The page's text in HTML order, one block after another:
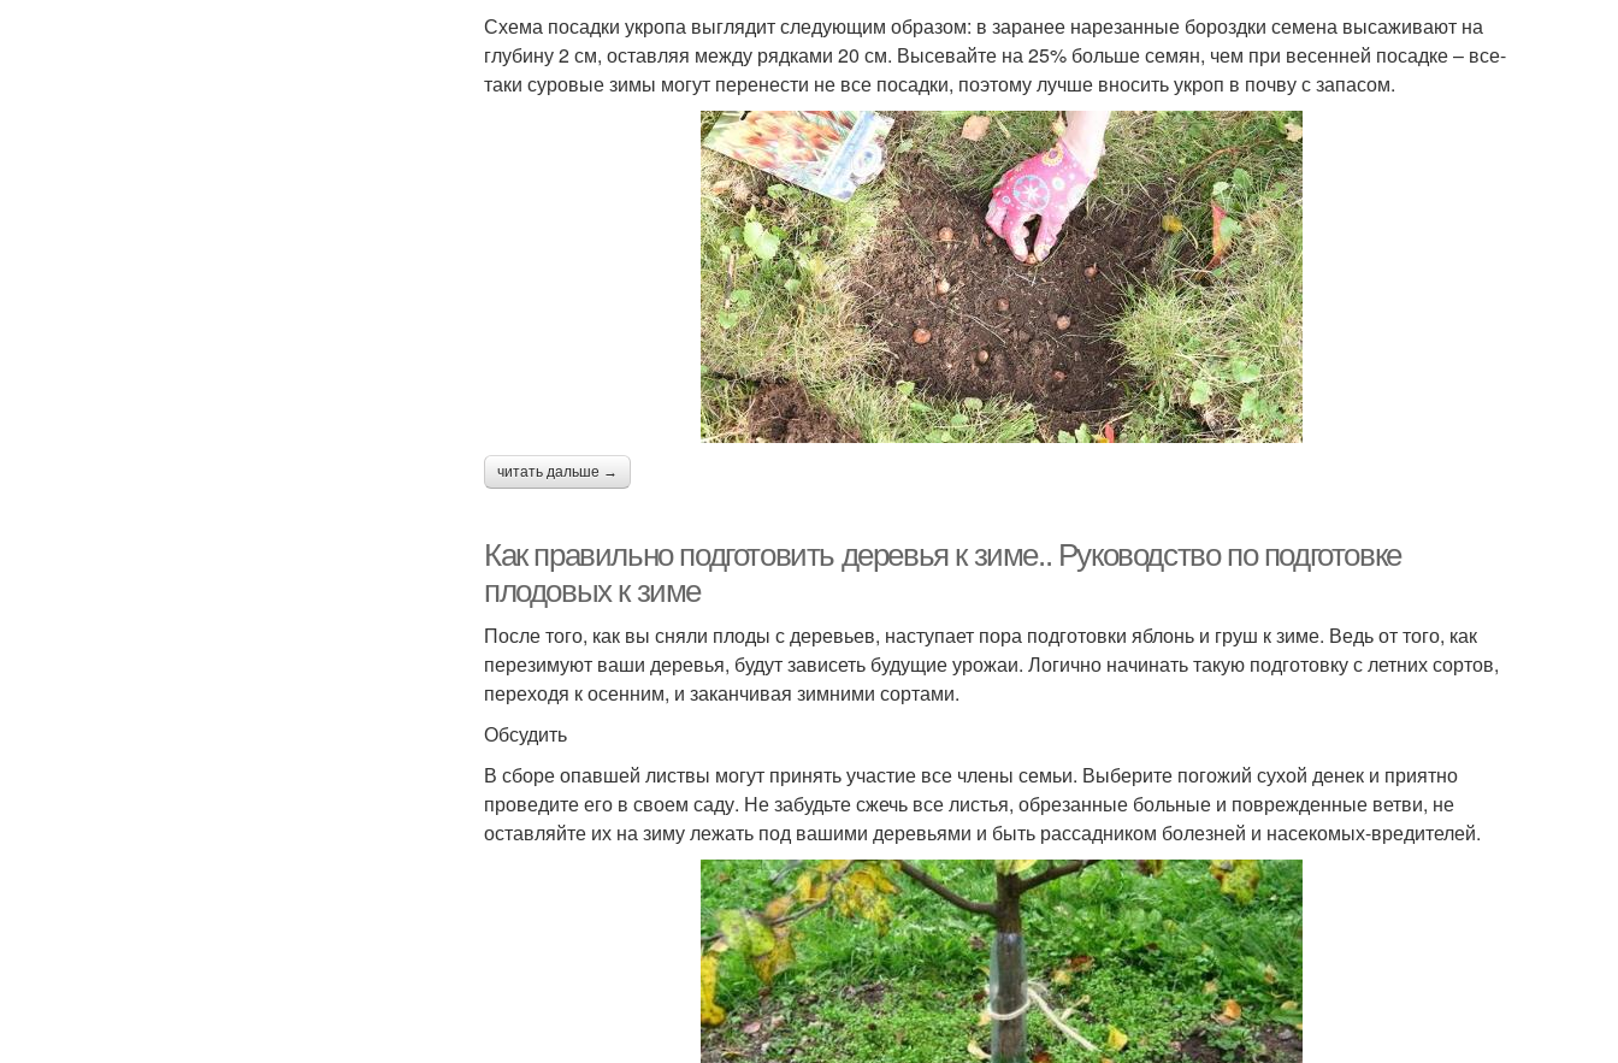
Схема посадки укропа выглядит следующим образом: в заранее нарезанные бороздки семена высаживают на
глубину 2 см, оставляя между рядками 20 см. Высевайте на 25% больше семян, чем при весенней посадке – все-
таки суровые зимы могут перенести не все посадки, поэтому лучше вносить укроп в почву с запасом.
читать дальше →
Как правильно подготовить деревья к зиме.. Руководство по подготовке
плодовых к зиме
После того, как вы сняли плоды с деревьев, наступает пора подготовки яблонь и груш к зиме. Ведь от того, как
перезимуют ваши деревья, будут зависеть будущие урожаи. Логично начинать такую подготовку с летних сортов,
переходя к осенним, и заканчивая зимними сортами.
Обсудить
В сборе опавшей листвы могут принять участие все члены семьи. Выберите погожий сухой денек и приятно
проведите его в своем саду. Не забудьте сжечь все листья, обрезанные больные и поврежденные ветви, не
оставляйте их на зиму лежать под вашими деревьями и быть рассадником болезней и насекомых-вредителей.